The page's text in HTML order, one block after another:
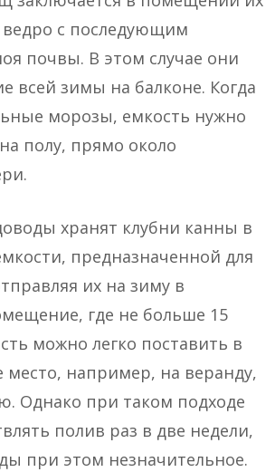
ведро с последующим
почвы. В этом случае они
всей зимы на балконе. Когда
морозы, емкость нужно
полу, прямо около
хранят клубни канны в
предназначенной для
их на зиму в
где не больше 15
можно легко поставить в
место, например, на веранду,
Однако при таком подходе
полив раз в две недели,
при этом незначительное.